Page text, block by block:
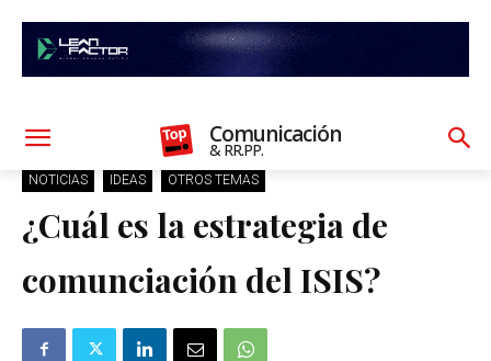
Comunicación
& RR.PP.
NOTICIAS IDEAS OTROS TEMAS
¿Cuál es la estrategia de
comunciación del ISIS?